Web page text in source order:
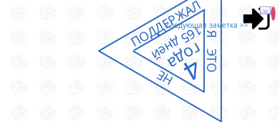
следующая заметка >>
Я ЭТО
НЕ
ПОДДЕРЖАЛ
4
года
165 дней